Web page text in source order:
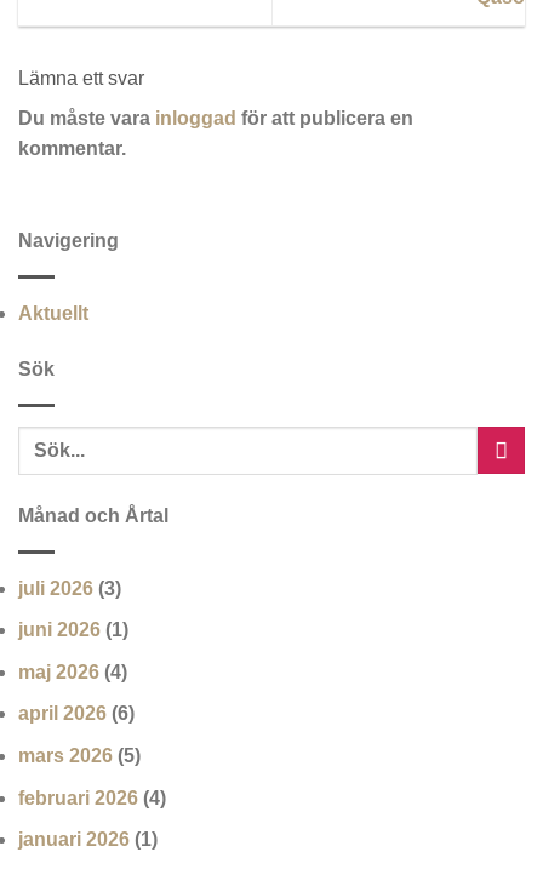
Lämna ett svar
Du måste vara inloggad för att publicera en
kommentar.
Navigering
Aktuellt
Sök
Månad och Årtal
juli 2026 (3)
juni 2026 (1)
maj 2026 (4)
april 2026 (6)
mars 2026 (5)
februari 2026 (4)
januari 2026 (1)